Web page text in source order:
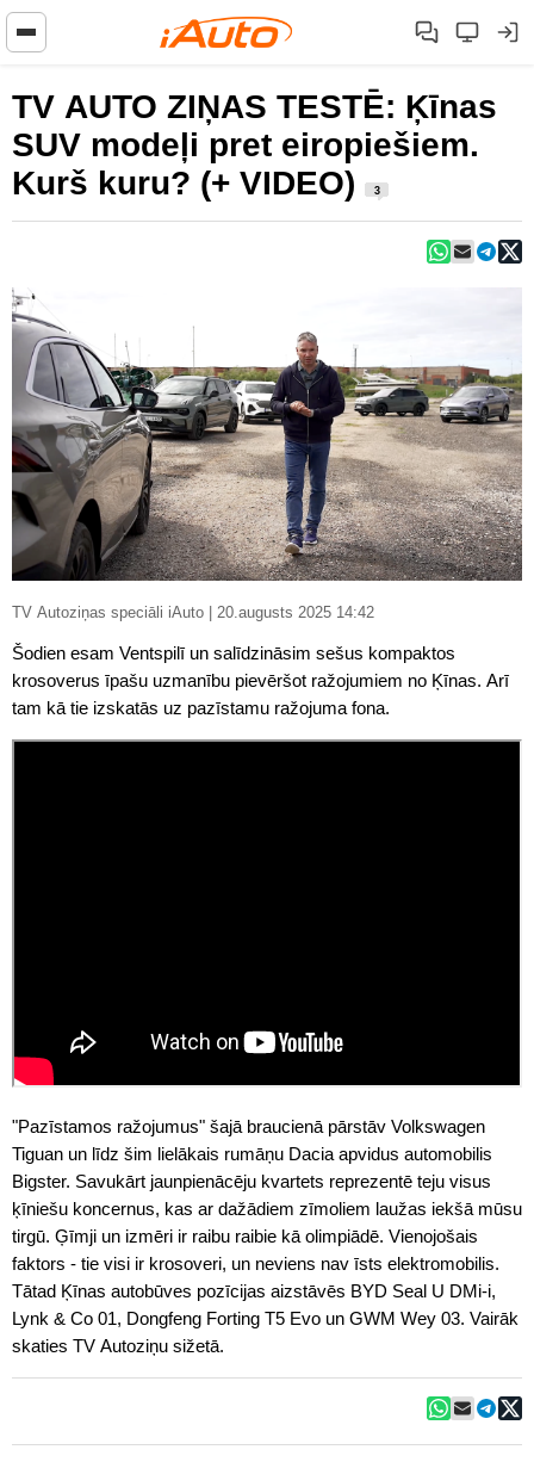
TV AUTO ZIŅAS TESTĒ: Ķīnas
SUV modeļi pret eiropiešiem.
Kurš kuru? (+ VIDEO)
3
TV Autoziņas speciāli iAuto | 20.augusts 2025 14:42
Šodien esam Ventspilī un salīdzināsim sešus kompaktos
krosoverus īpašu uzmanību pievēršot ražojumiem no Ķīnas. Arī
tam kā tie izskatās uz pazīstamu ražojuma fona.
"Pazīstamos ražojumus" šajā braucienā pārstāv Volkswagen
Tiguan un līdz šim lielākais rumāņu Dacia apvidus automobilis
Bigster. Savukārt jaunpienācēju kvartets reprezentē teju visus
ķīniešu koncernus, kas ar dažādiem zīmoliem laužas iekšā mūsu
tirgū. Ģīmji un izmēri ir raibu raibie kā olimpiādē. Vienojošais
faktors - tie visi ir krosoveri, un neviens nav īsts elektromobilis.
Tātad Ķīnas autobūves pozīcijas aizstāvēs BYD Seal U DMi-i,
Lynk & Co 01, Dongfeng Forting T5 Evo un GWM Wey 03. Vairāk
skaties TV Autoziņu sižetā.